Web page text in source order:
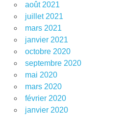
août 2021
juillet 2021
mars 2021
janvier 2021
octobre 2020
septembre 2020
mai 2020
mars 2020
février 2020
janvier 2020